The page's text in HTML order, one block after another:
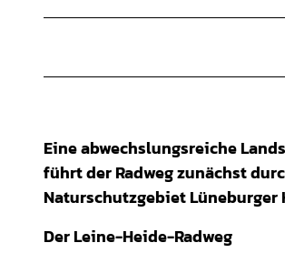
Eine abwechslungsreiche
führt der Radweg zunächst
Naturschutzgebiet Lüneburger
Der Leine-Heide-Radweg